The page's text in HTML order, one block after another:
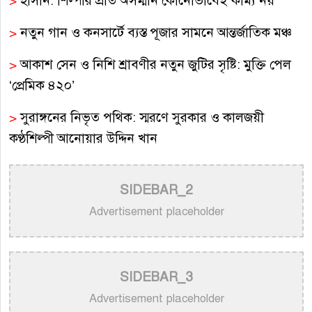
>নতুন গান ও কনসার্টে ব্যস্ত পূজার সামনে আন্তর্জাতিক মঞ্চ
>আকাশ সেন ও নিশি শ্রাবণীর নতুন জুটির সৃষ্টি: মুক্তি পেল
‘প্রেমিক ৪২০’
>সুরাঙ্গনের নিভৃত পথিক: স্মরণে সুরকার ও কালজয়ী
কণ্ঠশিল্পী আনোয়ার উদ্দিন খান
>চিরস্মরণীয় কণ্ঠশিল্পী মোহাম্মদ রফির জীবন ও সুরের যাত্রা
>
ট্রাম্প প্রশাসনের সামরিক ভিডিওতে নিজের গান ব্যবহার
নিয়ে ক্ষুব্ধ কেটি পেরি
>নতুন করে ভাইরাল ‘আজ কেন মন উদাসী হয়ে’ গানের
পেছনের গল্প
>
নয় মাসের ছেলেকে মঞ্চে এনে ‘বাবা’ গাইলেন নোবেল
SIDEBAR_2
Advertisement placeholder
SIDEBAR_3
Advertisement placeholder